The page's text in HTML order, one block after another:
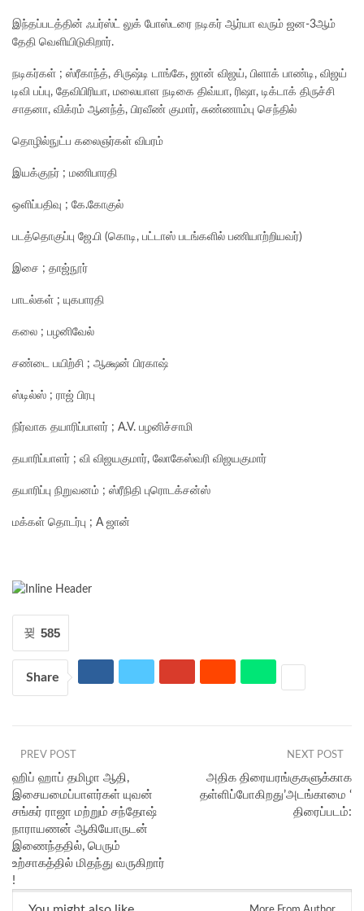
இந்தப்படத்தின் ஃபர்ஸ்ட் லுக் போஸ்டரை நடிகர் ஆர்யா வரும் ஜன-3ஆம்
தேதி வெளியிடுகிறார்.
நடிகர்கள் ; ஸ்ரீகாந்த், சிருஷ்டி டாங்கே, ஜான் விஜய், பிளாக் பாண்டி, விஜய்
டிவி பப்பு, தேவிபிரியா, மலையாள நடிகை திவ்யா, ரிஷா, டிக்டாக் திருச்சி
சாதனா, விக்ரம் ஆனந்த், பிரவீண் குமார், சுண்ணாம்பு செந்தில்
தொழில்நுட்ப கலைஞர்கள் விபரம்
இயக்குநர் ; மணிபாரதி
ஒளிப்பதிவு ; கே.கோகுல்
படத்தொகுப்பு ஜே.பி (கொடி, பட்டாஸ் படங்களில் பணியாற்றியவர்)
இசை ; தாஜ்நூர்
பாடல்கள் ; யுகபாரதி
கலை ; பழனிவேல்
சண்டை பயிற்சி ; ஆக்ஷன் பிரகாஷ்
ஸ்டில்ஸ் ; ராஜ் பிரபு
நிர்வாக தயாரிப்பாளர் ; A.V. பழனிச்சாமி
தயாரிப்பாளர் ; வி விஜயகுமார், லோகேஸ்வரி விஜயகுமார்
தயாரிப்பு நிறுவனம் ; ஸ்ரீநிதி புரொடக்சன்ஸ்
மக்கள் தொடர்பு ; A ஜான்
585
Share
PREV POST
ஹிப் ஹாப் தமிழா ஆதி,
இசையமைப்பாளர்கள் யுவன்
சங்கர் ராஜா மற்றும் சந்தோஷ்
நாராயணன் ஆகியோருடன்
இணைந்ததில், பெரும்
உற்சாகத்தில் மிதந்து வருகிறார்
!
NEXT POST
அதிக திரையரங்குகளுக்காக
தள்ளிப்போகிறது’அடங்காமை ‘
திரைப்படம்: